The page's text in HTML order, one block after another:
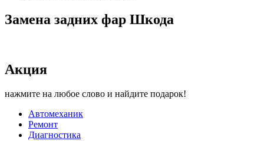
Замена задних фар Шкода
Акция
нажмите на любое слово и найдите подарок!
Автомеханик
Ремонт
Диагностика